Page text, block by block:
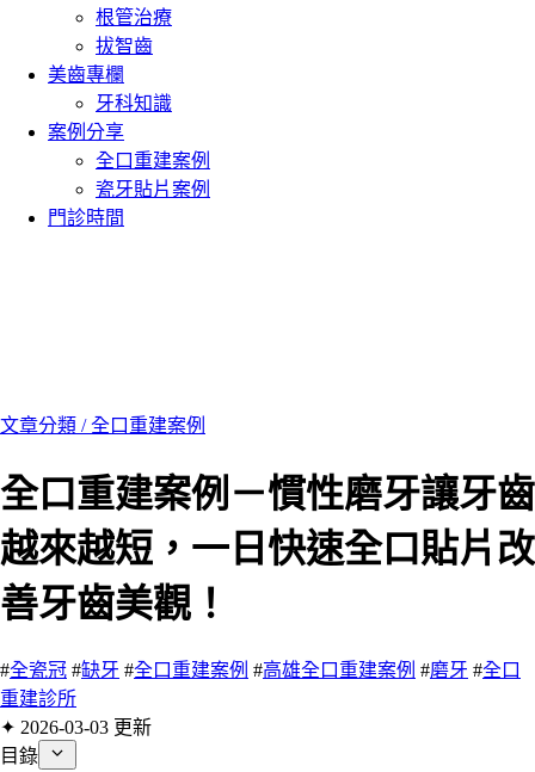
根管治療
拔智齒
美齒專欄
牙科知識
案例分享
全口重建案例
瓷牙貼片案例
門診時間
文章分類 /全口重建案例
全口重建案例－慣性磨牙讓牙齒
越來越短，一日快速全口貼片改
善牙齒美觀！
#全瓷冠 #缺牙 #全口重建案例 #高雄全口重建案例 #磨牙 #全口
重建診所
✦ 2026-03-03 更新
目錄